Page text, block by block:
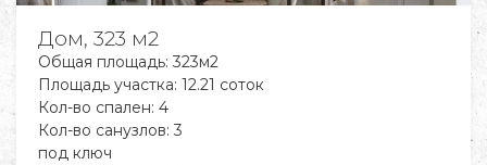
Дом, 323 м2
Общая площадь: 323м2
Площадь участка: 12.21 соток
Кол-во спален: 4
Кол-во санузлов: 3
под ключ